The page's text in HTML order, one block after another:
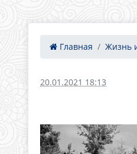
Главная Жизнь
20.01.2021 18:13